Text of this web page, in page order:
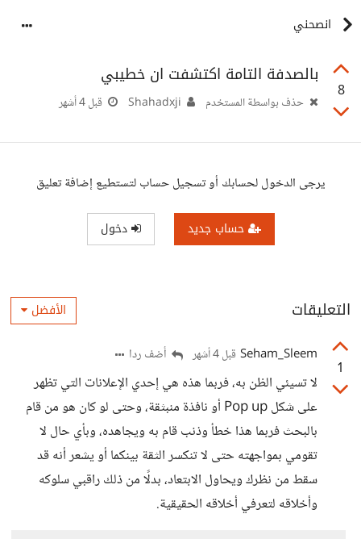
انصحني
8
بالصدفة التامة اكتشفت ان خطيبي
حذف بواسطة المستخدم قبل 4 أشهر
يرجى الدخول لحسابك أو تسجيل حساب لتستطيع إضافة تعليق
حساب جديد دخول
التعليقات الأفضل
1
Seham_Sleem قبل 4 أشهر أضف ردا
لا تسيئي الظن به، فربما هذه هي إحدي الإعلانات التي تظهر
على شكل Pop up أو نافذة منبثقة، وحتى لو كان هو من قام
بالبحث فربما هذا خطأ وذنب قام به ويجاهده، وبأي حال لا
تقومي بمواجهته حتى لا تنكسر الثقة بينكما أو يشعر أنه قد
سقط من نظرك ويحاول الابتعاد، بدلًا من ذلك راقبي سلوكه
وأخلاقه لتعرفي أخلاقه الحقيقية.